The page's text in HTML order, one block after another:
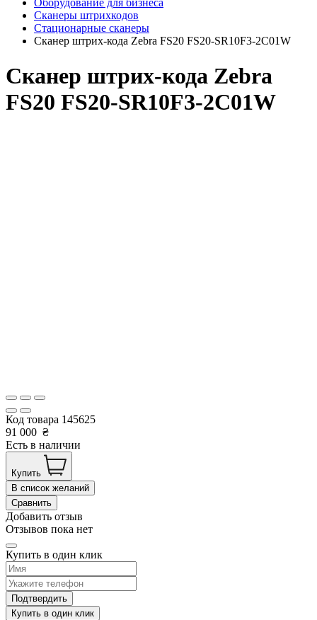
Оборудование для бизнеса
Сканеры штрихкодов
Стационарные сканеры
Сканер штрих-кода Zebra FS20 FS20-SR10F3-2C01W
Сканер штрих-кода Zebra
FS20 FS20-SR10F3-2C01W
Код товара 145625
91 000 ₴
Есть в наличии
Купить
В список желаний
Сравнить
Добавить отзыв
Отзывов пока нет
Купить в один клик
Подтвердить
Купить в один клик